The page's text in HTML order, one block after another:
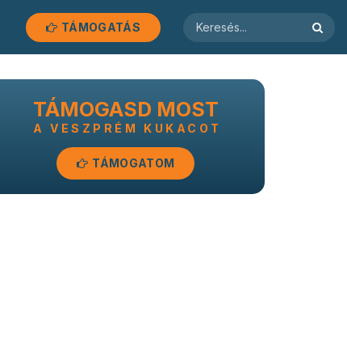
TÁMOGATÁS
TÁMOGASD MOST
A VESZPRÉM KUKACOT
TÁMOGATOM